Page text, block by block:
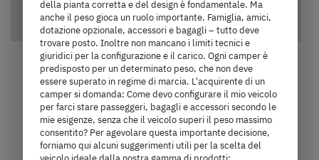
Selezionato
della pianta corretta e del design è fondamentale. Ma
anche il peso gioca un ruolo importante. Famiglia, amici,
dotazione opzionale, accessori e bagagli – tutto deve
trovare posto. Inoltre non mancano i limiti tecnici e
giuridici per la configurazione e il carico. Ogni camper è
predisposto per un determinato peso, che non deve
essere superato in regime di marcia. L'acquirente di un
camper si domanda: Come devo configurare il mio veicolo
per farci stare passeggeri, bagagli e accessori secondo le
mie esigenze, senza che il veicolo superi il peso massimo
consentito? Per agevolare questa importante decisione,
forniamo qui alcuni suggerimenti utili per la scelta del